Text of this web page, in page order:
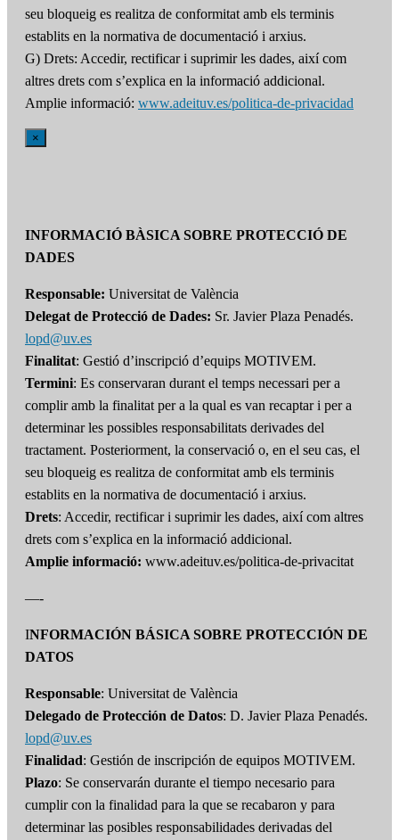
seu bloqueig es realitza de conformitat amb els terminis
establits en la normativa de documentació i arxius.
G) Drets: Accedir, rectificar i suprimir les dades, així com
altres drets com s’explica en la informació addicional.
Amplie informació: www.adeituv.es/politica-de-privacidad
×
INFORMACIÓ BÀSICA SOBRE PROTECCIÓ DE
DADES
Responsable: Universitat de València
Delegat de Protecció de Dades: Sr. Javier Plaza Penadés.
lopd@uv.es
Finalitat: Gestió d’inscripció d’equips MOTIVEM.
Termini: Es conservaran durant el temps necessari per a
complir amb la finalitat per a la qual es van recaptar i per a
determinar les possibles responsabilitats derivades del
tractament. Posteriorment, la conservació o, en el seu cas, el
seu bloqueig es realitza de conformitat amb els terminis
establits en la normativa de documentació i arxius.
Drets: Accedir, rectificar i suprimir les dades, així com altres
drets com s’explica en la informació addicional.
Amplie informació: www.adeituv.es/politica-de-privacitat
—-
INFORMACIÓN BÁSICA SOBRE PROTECCIÓN DE
DATOS
Responsable: Universitat de València
Delegado de Protección de Datos: D. Javier Plaza Penadés.
lopd@uv.es
Finalidad: Gestión de inscripción de equipos MOTIVEM.
Plazo: Se conservarán durante el tiempo necesario para
cumplir con la finalidad para la que se recabaron y para
determinar las posibles responsabilidades derivadas del